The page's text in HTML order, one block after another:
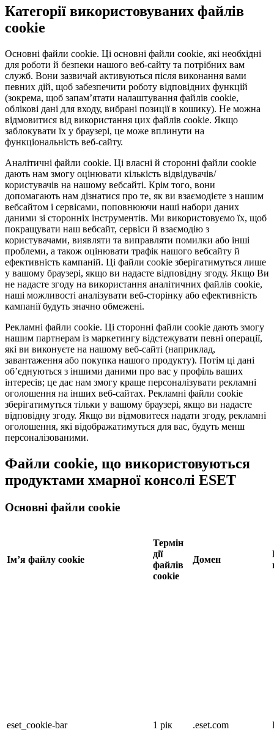
Категорії використовуваних файлів
cookie
Основні файли cookie. Ці основні файли cookie, які необхідні
для роботи й безпеки нашого веб-сайту та потрібних вам
служб. Вони зазвичай активуються після виконання вами
певних дій, щоб забезпечити роботу відповідних функцій
(зокрема, щоб запам’ятати налаштування файлів cookie,
облікові дані для входу, вибрані позиції в кошику). Не можна
відмовитися від використання цих файлів cookie. Якщо
заблокувати їх у браузері, це може вплинути на
функціональність веб-сайту.
Аналітичні файли cookie. Ці власні й сторонні файли cookie
дають нам змогу оцінювати кількість відвідувачів/
користувачів на нашому вебсайті. Крім того, вони
допомагають нам дізнатися про те, як ви взаємодієте з нашим
вебсайтом і сервісами, поповнюючи наші набори даних
даними зі сторонніх інструментів. Ми використовуємо їх, щоб
покращувати наш вебсайт, сервіси й взаємодію з
користувачами, виявляти та виправляти помилки або інші
проблеми, а також оцінювати трафік нашого вебсайту й
ефективність кампаній. Ці файли cookie зберігатимуться лише
у вашому браузері, якщо ви надасте відповідну згоду. Якщо Ви
не надасте згоду на використання аналітичних файлів cookie,
наші можливості аналізувати веб-сторінку або ефективність
кампанії будуть значно обмежені.
Рекламні файли cookie. Ці сторонні файли cookie дають змогу
нашим партнерам із маркетингу відстежувати певні операції,
які ви виконуєте на нашому веб-сайті (наприклад,
завантаження або покупка нашого продукту). Потім ці дані
об’єднуються з іншими даними про вас у профіль ваших
інтересів; це дає нам змогу краще персоналізувати рекламні
оголошення на інших веб-сайтах. Рекламні файли cookie
зберігатимуться тільки у вашому браузері, якщо ви надасте
відповідну згоду. Якщо ви відмовитеся надати згоду, рекламні
оголошення, які відображатимуться для вас, будуть менш
персоналізованими.
Файли cookie, що використовуються
продуктами хмарної консолі ESET
Основні файли cookie
Ім’я файлу cookie
Термін
дії
файлів
cookie
Домен
eset_cookie-bar 1 рік .eset.com